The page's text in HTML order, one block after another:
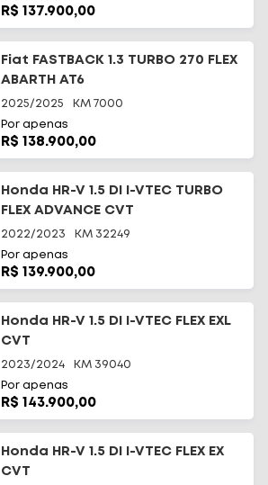
R$ 137.900,00
Fiat FASTBACK 1.3 TURBO 270 FLEX
ABARTH AT6
2025/2025 KM 7000
Por apenas
R$ 138.900,00
Honda HR-V 1.5 DI I-VTEC TURBO
FLEX ADVANCE CVT
2022/2023 KM 32249
Por apenas
R$ 139.900,00
Honda HR-V 1.5 DI I-VTEC FLEX EXL
CVT
2023/2024 KM 39040
Por apenas
R$ 143.900,00
Honda HR-V 1.5 DI I-VTEC FLEX EX
CVT